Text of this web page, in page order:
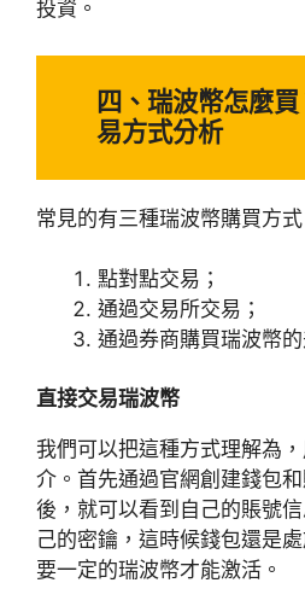
投資。
四、瑞波幣怎麼
易方式分析
常見的有三種瑞波幣購買方式
點對點交易；
通過交易所交易；
通過券商購買瑞波幣的
直接交易瑞波幣
我們可以把這種方式理解為
介。首先通過官網創建錢包
後，就可以看到自己的賬號
己的密鑰，這時候錢包還是
要一定的瑞波幣才能激活。